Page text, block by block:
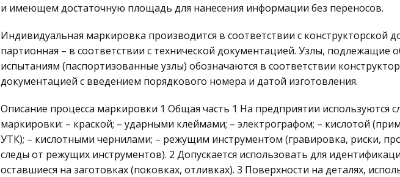
и имеющем достаточную площадь для нанесения информации без переносов.
Индивидуальная маркировка производится в соответствии с конструкторской
партионная – в соответствии с технической документацией. Узлы, подлежащие
испытаниям (паспортизованные узлы) обозначаются в соответствии
документацией с введением порядкового номера и датой изготовления.
Описание процесса маркировки 1 Общая часть 1 На предприятии используются
маркировки: – краской; – ударными клеймами; – электрографом; – кислотой
УТК); – кислотными чернилами; – режущим инструментом (гравировка, риски,
следы от режущих инструментов). 2 Допускается использовать для
оставшиеся на заготовках (поковках, отливках). 3 Поверхности на деталях,